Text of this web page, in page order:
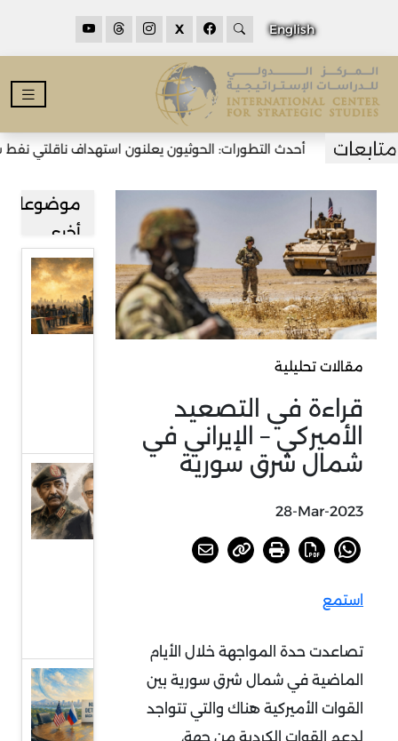
English
X
أحدث التطورات: الحوثيون يعلنون استهداف ناقلتي نفط
مقالات تحليلية
قراءة في التصعيد
الأميركي – الإيراني في
شمال شرق سورية
28-Mar-2023
استمع
تصاعدت حدة المواجهة خلال الأيام
الماضية في شمال شرق سورية بين
القوات الأميركية هناك والتي تتواجد
لدعم القوات الكردية من جهة،
موضوعات
أخرى
قراءة في
صعود
حركة
بجنوب
إفريقيا
عودة
الحديث